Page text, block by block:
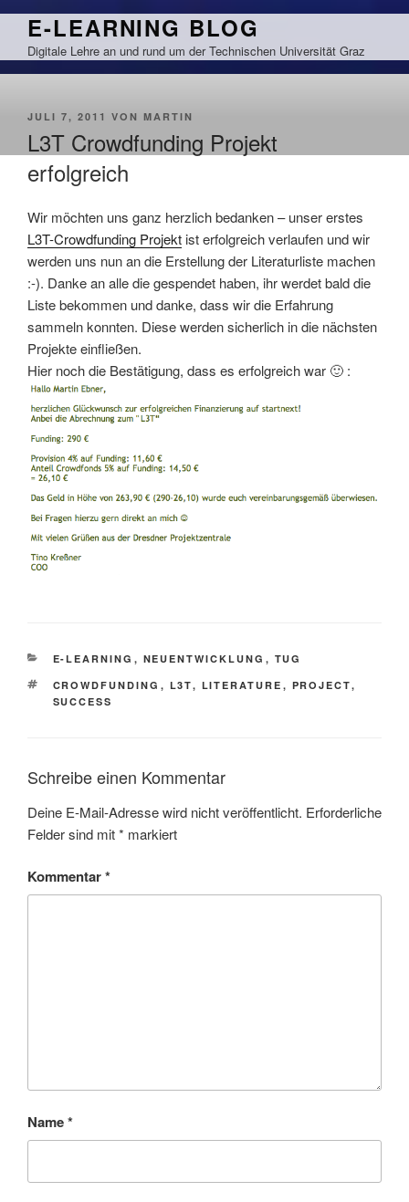
Zum
springen
E-LEARNING BLOG
Digitale Lehre an und rund um der Technischen Universität Graz
VERÖFFENTLICHT
JULI 7, 2011 VON MARTIN
L3T Crowdfunding Projekt
erfolgreich
Wir möchten uns ganz herzlich bedanken – unser erstes
L3T-Crowdfunding Projekt ist erfolgreich verlaufen und wir
werden uns nun an die Erstellung der Literaturliste machen
:-). Danke an alle die gespendet haben, ihr werdet bald die
Liste bekommen und danke, dass wir die Erfahrung
sammeln konnten. Diese werden sicherlich in die nächsten
Projekte einfließen.
Hier noch die Bestätigung, dass es erfolgreich war 🙂 :
KATEGORIEN
E-LEARNING , NEUENTWICKLUNG , TUG
SCHLAGWÖRTER
CROWDFUNDING , L3T, LITERATURE , PROJECT,
SUCCESS
Schreibe einen Kommentar
Deine E-Mail-Adresse wird nicht veröffentlicht. Erforderliche
Felder sind mit* markiert
Kommentar*
Name*